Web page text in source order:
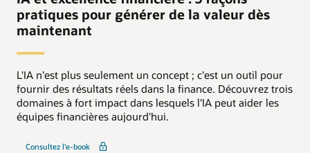
pratiques pour générer de la valeur dès
maintenant
L'IA n'est plus seulement un concept ; c'est un outil pour
fournir des résultats réels dans la finance. Découvrez trois
domaines à fort impact dans lesquels l'IA peut aider les
équipes financières aujourd'hui.
Consultez l'e-book